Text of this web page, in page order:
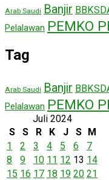
Arab Saudi Banjir
Pelalawan PEMKO
Tag
Arab Saudi Banjir
Pelalawan PEMKO
Juli 2024
S
S R K J S M
1
2 3 4 5 6
7
8
9 10 11 12 13 14
15 16 17 18 19 20 21